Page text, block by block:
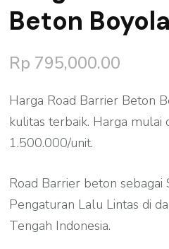
Beton
Rp 795,000.00
Harga Road Barrier Beton
kulitas terbaik. Harga mulai
1.500.000/unit.
Road Barrier beton
Pengaturan Lalu Lintas di
Tengah Indonesia.